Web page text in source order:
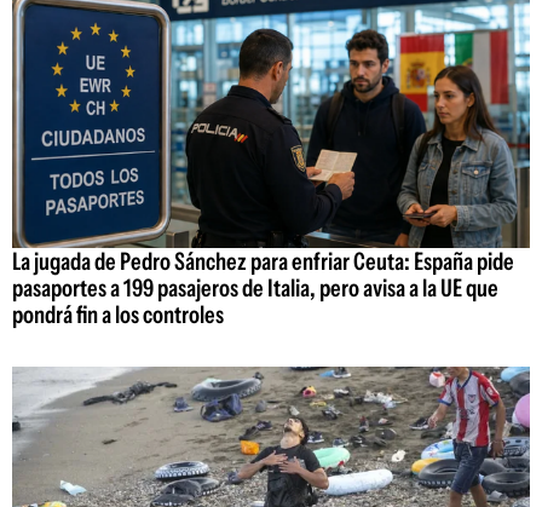
La jugada de Pedro Sánchez para enfriar Ceuta: España pide
pasaportes a 199 pasajeros de Italia, pero avisa a la UE que
pondrá fin a los controles